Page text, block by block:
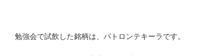
勉強会で試飲した銘柄は、パトロンテキーラです。